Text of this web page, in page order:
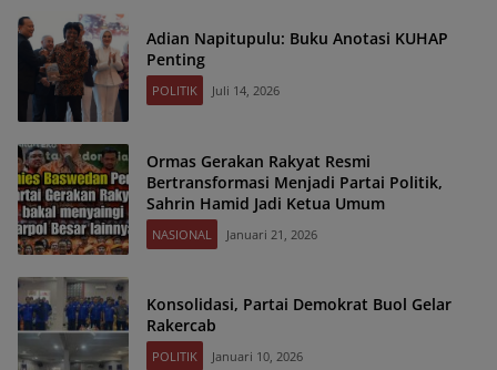
Adian Napitupulu: Buku Anotasi KUHAP
Penting
POLITIK Juli 14, 2026
Ormas Gerakan Rakyat Resmi
Bertransformasi Menjadi Partai Politik,
NASIONAL Januari 21, 2026
Konsolidasi, Partai Demokrat Buol Gelar
Rakercab
POLITIK Januari 10, 2026